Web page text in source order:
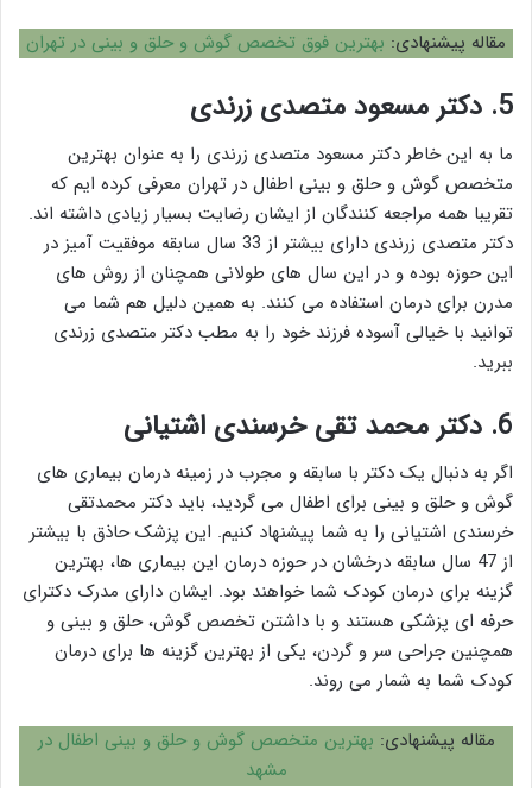
مقاله پیشنهادی: بهترین فوق تخصص گوش و حلق و بینی در تهران
5. دکتر مسعود متصدی زرندی
ما به این خاطر دکتر مسعود متصدی زرندی را به عنوان بهترین
متخصص گوش و حلق و بینی اطفال در تهران معرفی کرده ایم که
تقریبا همه مراجعه کنندگان از ایشان رضایت بسیار زیادی داشته اند.
دکتر متصدی زرندی دارای بیشتر از 33 سال سابقه موفقیت آمیز در
این حوزه بوده و در این سال های طولانی همچنان از روش های
مدرن برای درمان استفاده می کنند. به همین دلیل هم شما می
توانید با خیالی آسوده فرزند خود را به مطب دکتر متصدی زرندی
ببرید.
6. دکتر محمد تقی خرسندی اشتیانی
اگر به دنبال یک دکتر با سابقه و مجرب در زمینه درمان بیماری های
گوش و حلق و بینی برای اطفال می گردید، باید دکتر محمدتقی
خرسندی اشتیانی را به شما پیشنهاد کنیم. این پزشک حاذق با بیشتر
از 47 سال سابقه درخشان در حوزه درمان این بیماری ها، بهترین
گزینه برای درمان کودک شما خواهند بود. ایشان دارای مدرک دکترای
حرفه ای پزشکی هستند و با داشتن تخصص گوش، حلق و بینی و
همچنین جراحی سر و گردن، یکی از بهترین گزینه ها برای درمان
کودک شما به شمار می روند.
مقاله پیشنهادی: بهترین متخصص گوش و حلق و بینی اطفال در
مشهد